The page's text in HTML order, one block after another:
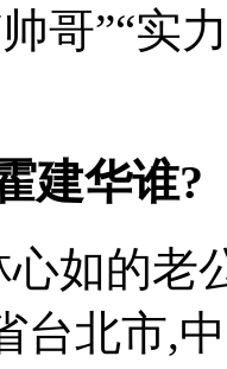
哥”“实
建华谁?
如的老
台北市,